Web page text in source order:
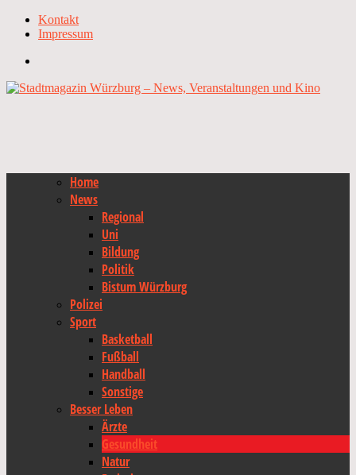
Kontakt
Impressum
Home
News
Regional
Uni
Bildung
Politik
Bistum Würzburg
Polizei
Sport
Basketball
Fußball
Handball
Sonstige
Besser Leben
Ärzte
Gesundheit
Natur